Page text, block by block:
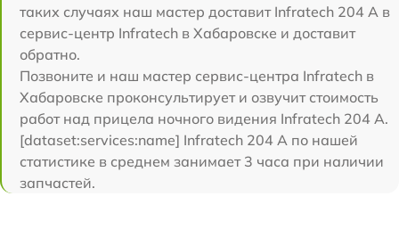
таких случаях наш мастер доставит Infratech 204 А в
сервис-центр Infratech в Хабаровске и доставит
обратно.
Позвоните и наш мастер сервис-центра Infratech в
Хабаровске проконсультирует и озвучит стоимость
работ над прицела ночного видения Infratech 204 А.
[dataset:services:name] Infratech 204 А по нашей
статистике в среднем занимает 3 часа при наличии
запчастей.